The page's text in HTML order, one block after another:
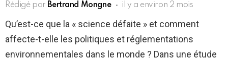
Rédigé par Bertrand Mongne il y a environ 2 mois
Qu’est-ce que la « science défaite » et comment
affecte-t-elle les politiques et réglementations
environnementales dans le monde ? Dans une étude